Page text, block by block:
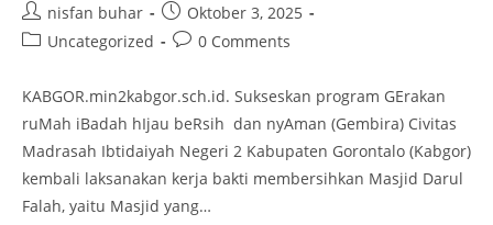
Post
author:
nisfan buhar
Post
published:
Oktober 3, 2025
PostUncategorized
Post0 Comments
KABGOR.min2kabgor.sch.id. Sukseskan program GErakan
ruMah iBadah hIjau beRsih dan nyAman (Gembira) Civitas
Madrasah Ibtidaiyah Negeri 2 Kabupaten Gorontalo (Kabgor)
kembali laksanakan kerja bakti membersihkan Masjid Darul
Falah, yaitu Masjid yang…